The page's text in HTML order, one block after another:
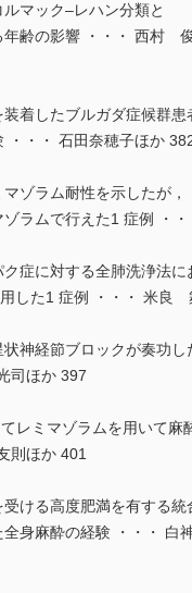
マック‒レハン分類と
年齢の影響 ・・・ 西村
着したブルガダ症候群患
・・・ 石田奈穂子ほか
ゾラム耐性を示したが，
ラムで行えた1 症例 ・
症に対する全肺洗浄法に
した1 症例 ・・・ 米良
神経節ブロックが奏功し
司ほか 397
レミマゾラムを用いて麻
則ほか 401
ける高度肥満を有する
身麻酔の経験 ・・・ 白